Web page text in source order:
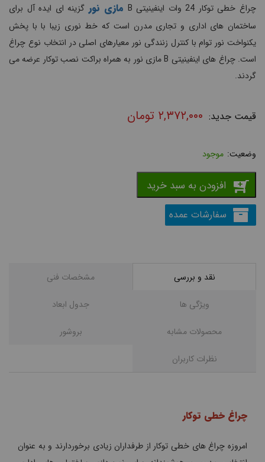
چراغ خطی توکار 24 وات اینفینیتی B مازی نور گزینه ای ایده آل برای
ساختمان های اداری و تجاری مدرن است که خط نوری زیبا با با پخش
یکنواخت نور توام با کنترل زنندگی نور معیارهای اصلی در انتخاب نوع چراغ
است. چراغ های اینفینیتی B مازی نور به همراه براکت نصب توکار عرضه می
گردند.
۲,۳۷۲,۰۰۰ تومان
موجود
افزودن به سبد خرید
سفارشات عمده
نقد و بررسی مشخصات فنی
ویژگی ها جدول ابعاد
محصولات مشابه بروشور
نظرات کاربران
چراغ خطی توکار
امروزه چراغ های خطی توکار از طرفداران زیادی برخوردارند و به عنوان